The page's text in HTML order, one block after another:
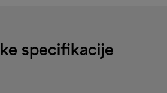
specifikacije